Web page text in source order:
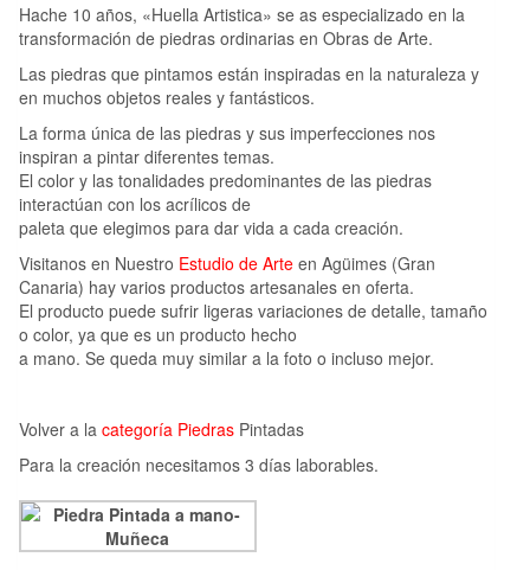
Hache 10 años, «Huella Artistica» se as especializado en la
transformación de piedras ordinarias en Obras de Arte.
Las piedras que pintamos están inspiradas en la naturaleza y
en muchos objetos reales y fantásticos.
La forma única de las piedras y sus imperfecciones nos
inspiran a pintar diferentes temas.
El color y las tonalidades predominantes de las piedras
interactúan con los acrílicos de
paleta que elegimos para dar vida a cada creación.
Visitanos en Nuestro Estudio de Arte en Agüimes (Gran
Canaria) hay varios productos artesanales en oferta.
El producto puede sufrir ligeras variaciones de detalle, tamaño
o color, ya que es un producto hecho
a mano. Se queda muy similar a la foto o incluso mejor.
Volver a la categoría Piedras Pintadas
Para la creación necesitamos 3 días laborables.